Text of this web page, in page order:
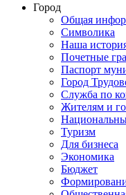
Город
Общая
Символика
Наша
Почетные
Паспорт
Город
Служба по
Жителям и
Туризм
Для бизнеса
Экономика
Бюджет